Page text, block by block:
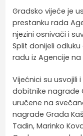
Gradsko vijeće je
prestanku rada
njezini osnivači i
Split donijeli
radu iz Agencije na
Vijećnici su usvojili
dobitnike nagrade
uručene na
nagrade Grada
Tadin, Marinko